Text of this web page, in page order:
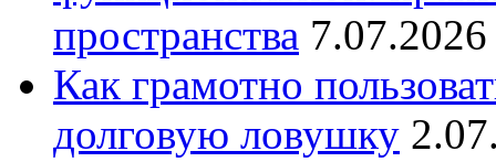
пространства
Как грамотно
долговую ловушку